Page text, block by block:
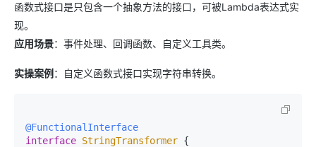
函数式接口是只包含一个抽象方法的接口，可被Lambda表达式实
现。
应用场景：事件处理、回调函数、自定义工具类。
实操案例 ：自定义函数式接口实现字符串转换。
@FunctionalInterface
interface StringTransformer {